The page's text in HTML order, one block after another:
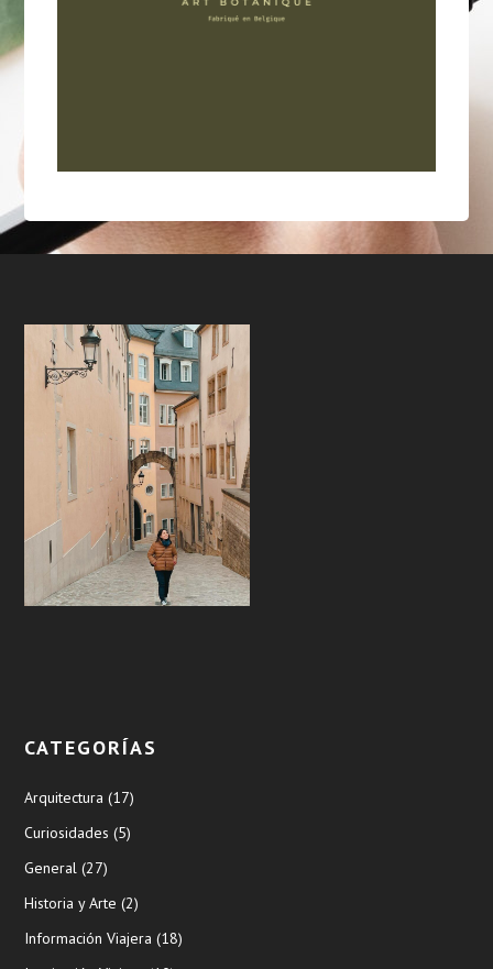
CATEGORÍAS
Arquitectura (17)
Curiosidades (5)
General (27)
Historia y Arte (2)
Información Viajera (18)